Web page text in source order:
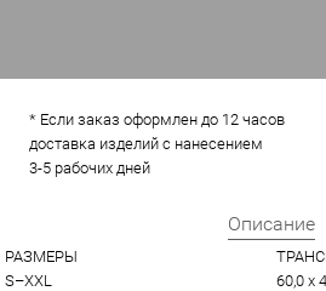
* Если заказ оформлен до 12 часов
доставка изделий с нанесением
3-5 рабочих дней
Описание
РАЗМЕРЫ
S–XXL
60,0 x